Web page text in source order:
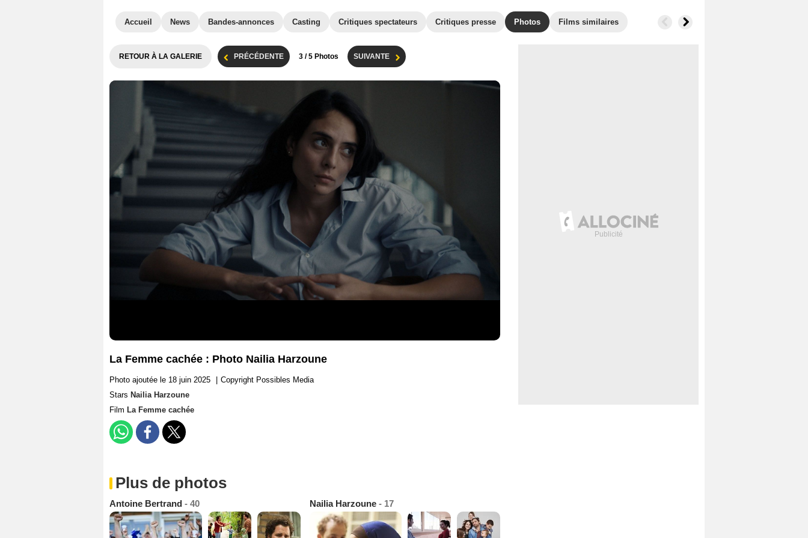
Accueil News Bandes-annonces Casting Critiques spectateurs Critiques presse Photos Films similaires
RETOUR À LA GALERIE PRÉCÉDENTE 3 / 5 Photos SUIVANTE
La Femme cachée : Photo Nailia Harzoune
Photo ajoutée le 18 juin 2025
Copyright Possibles Media
Stars Nailia Harzoune
Film La Femme cachée
Plus de photos
Antoine Bertrand - 40 Nailia Harzoune - 17